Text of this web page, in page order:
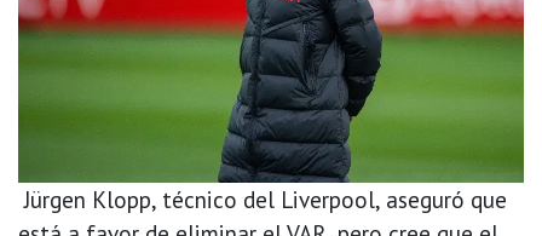
Jürgen Klopp, técnico del Liverpool, aseguró que